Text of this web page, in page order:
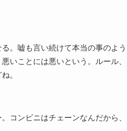
。嘘も言い続けて本当の事のよう
いことには悪いという。ルール、
。
コンビニはチェーンなんだから、